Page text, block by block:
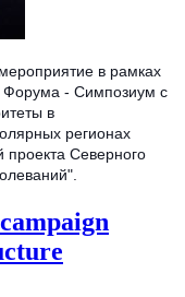
в рамках
Форума - Симпозиум с
в
регионах
проекта Северного